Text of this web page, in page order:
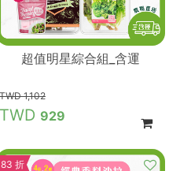
超值明星綜合組_含運
1,102
929
83 折